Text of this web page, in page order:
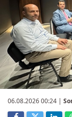
06.08.2026 00:24 |